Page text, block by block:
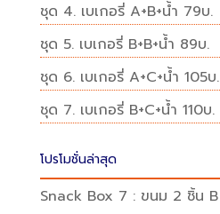
ชุด 4. เบเกอรี่ A+B+น้ำ 79บ.
ชุด 5. เบเกอรี่ B+B+น้ำ 89บ.
ชุด 6. เบเกอรี่ A+C+น้ำ 105บ.
ชุด 7. เบเกอรี่ B+C+น้ำ 110บ.
โปรโมชั่นล่าสุด
Snack Box 7 : ขนม 2 ชิ้น B